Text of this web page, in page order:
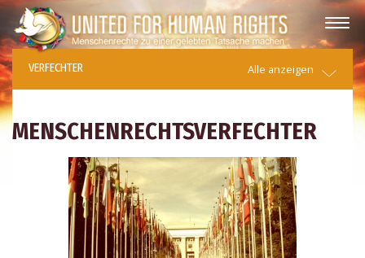
VERFECHTER Alle anzeigen
MENSCHENRECHTSVERFECHTER